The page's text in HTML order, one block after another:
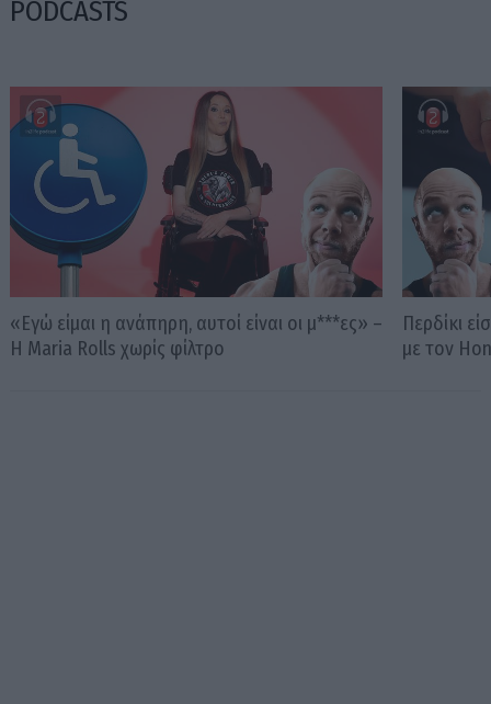
PODCASTS
«Εγώ είμαι η ανάπηρη, αυτοί είναι οι μ***ες» –
Η Maria Rolls χωρίς φίλτρο
Περδίκι
με τον